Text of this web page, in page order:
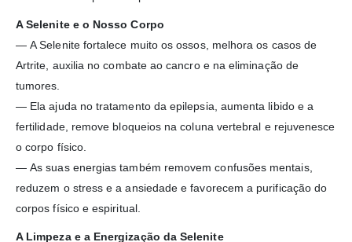
A Selenite e o Nosso Corpo
—A Selenite fortalece muito os ossos, melhora os casos de
Artrite, auxilia no combate ao cancro e na eliminação de
tumores.
— Ela ajuda no tratamento da epilepsia, aumenta libido e a
fertilidade, remove bloqueios na coluna vertebral e rejuvenesce
o corpo físico.
—As suas energias também removem confusões mentais,
reduzem o stress e a ansiedade e favorecem a purificação do
corpos físico e espiritual.
A Limpeza e a Energização da Selenite